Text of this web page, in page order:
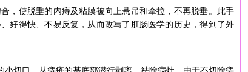
，使脱垂的内痔及粘膜被向上悬吊和牵拉，不再脱垂。此手
好得快、不易反复，从而改写了肛肠医学的历史，得到了外